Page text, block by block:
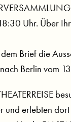
Uhr. Über
Brief die
nach Berlin vom
und erlebten